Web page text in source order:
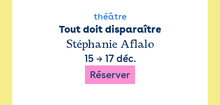
théâtre
Tout doit disparaître
Stéphanie Aflalo
15 → 17 déc.
Réserver